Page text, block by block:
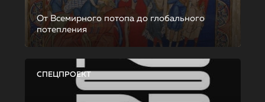
От Всемирного потопа до глобального
потепления
СПЕЦПРОЕКТ